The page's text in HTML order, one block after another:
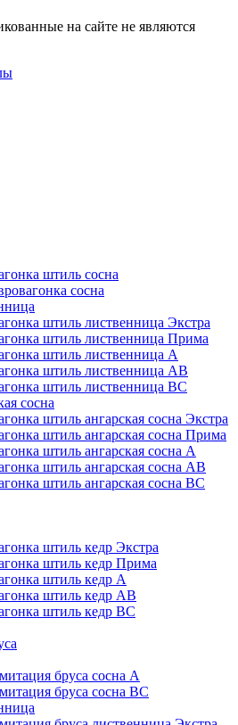
на сайте не являются
штиль сосна
сосна
штиль лиственница Экстра
штиль лиственница Прима
штиль лиственница А
штиль лиственница AB
штиль лиственница BC
сосна
штиль ангарская сосна Экстра
штиль ангарская сосна Прима
штиль ангарская сосна А
штиль ангарская сосна AB
штиль ангарская сосна BC
штиль кедр Экстра
штиль кедр Прима
штиль кедр А
штиль кедр AB
штиль кедр BC
бруса сосна А
бруса сосна BC